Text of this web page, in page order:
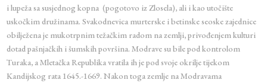
i lupeža sa susjednog kopna (pogotovo iz Zlosela), ali i kao utočište
uskočkim družinama. Svakodnevica murterske i betinske seoske zajednice
obilježena je mukotrpnim težačkim radom na zemlji, privođenjem kulturi
dotad pašnjačkih i šumskih površina. Modrave su bile pod kontrolom
Turaka, a Mletačka Republika vratila ih je pod svoje okrilje tijekom
Kandijskog rata 1645.-1669. Nakon toga zemlje na Modravama